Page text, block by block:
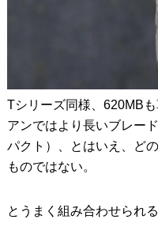
Tシリーズ同様、620MB
アンではより長いブレー
パクト）、とはいえ、ど
ものではない。
とうまく組み合わせられ